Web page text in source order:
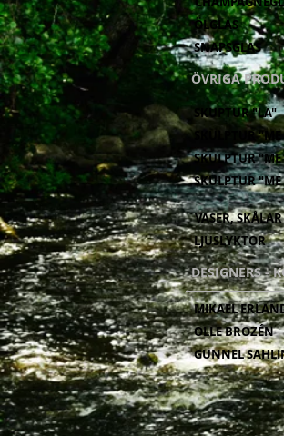
GUNNEL
OLLE BROZÉN
MIKAEL
DESIGNERS -
LJUSLYKTOR
VASER,
SKULPTUR
SKULPTUR
SKULPTUR
SKUPTUR "LA"
ÖVRIGA
SNAPSGLAS
ÖLGLAS